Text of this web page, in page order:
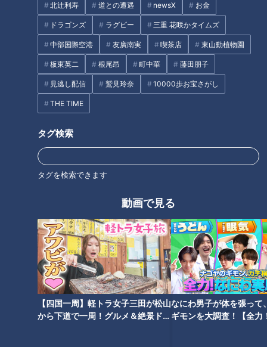
北辻利寿 道との遭遇 newsX お金
ドラゴンズ ラグビー 三重 花咲かタイムズ
中部国際空港 友廣南実 喫茶店 東山動植物園
板東英二 根尾昂 町中華 藤田朋子
見逃し配信 鷲見玲奈 10000歩お宝さがし
THE TIME
タグ検索
タグを検索できます
動画で見る
【四国一周】軽トラ女子三田が松山
から下道で一周！グルメ＆絶景ドラ
なにわ男子が体を張って
ギモンを大調査！【全力
#みてちょてれび #CBC #cbc5チャン春祭り #柳沢アナ #夏目
アナ #榊原アナ #永岡アナ
【関連リンク】
🎤「CBCアナウンサー」公式サイト
https://hicbc.com/announcer/
🎤「CBCアナウンサー」公式X(旧Twitter)
🎤「CBCアナウンサー」公式Instagram
https://www.instagram.com/cbc.announcer/
CBCテレビLINE公式アカウント
------------------------------------------------------------
-----------
この動画はCBCアナウンサーが、番組を離れて自由な立場で
撮影しているものでCBCテレビの意見を代弁しているもので
はありません。但し、動画はCBCテレビ番組基準に準拠して
制作しています。
https://hicbc.com/tv/corporation/banshin/kijun.htm